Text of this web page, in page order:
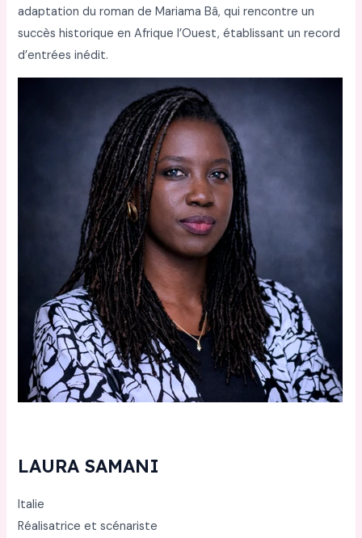
adaptation du roman de Mariama Bâ, qui rencontre un
succès historique en Afrique l’Ouest, établissant un record
d’entrées inédit.
LAURA SAMANI
Italie
Réalisatrice et scénariste